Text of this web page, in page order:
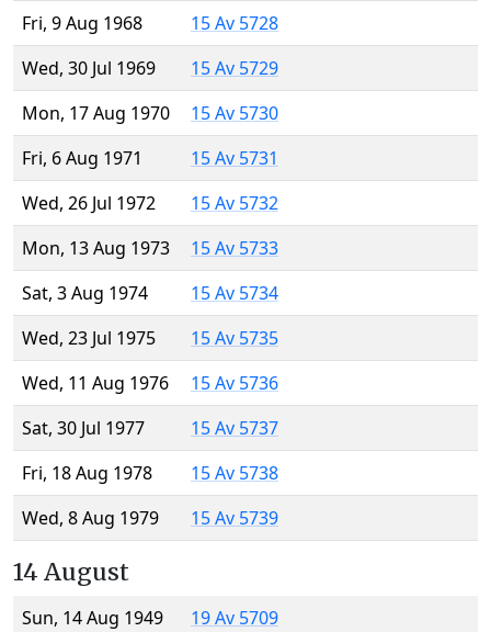
Fri, 9 Aug 1968
15 Av 5728
Wed, 30 Jul 1969
15 Av 5729
Mon, 17 Aug 1970
15 Av 5730
Fri, 6 Aug 1971
15 Av 5731
Wed, 26 Jul 1972
15 Av 5732
Mon, 13 Aug 1973
15 Av 5733
Sat, 3 Aug 1974
15 Av 5734
Wed, 23 Jul 1975
15 Av 5735
Wed, 11 Aug 1976
15 Av 5736
Sat, 30 Jul 1977
15 Av 5737
Fri, 18 Aug 1978
15 Av 5738
Wed, 8 Aug 1979
15 Av 5739
14 August
Sun, 14 Aug 1949
19 Av 5709